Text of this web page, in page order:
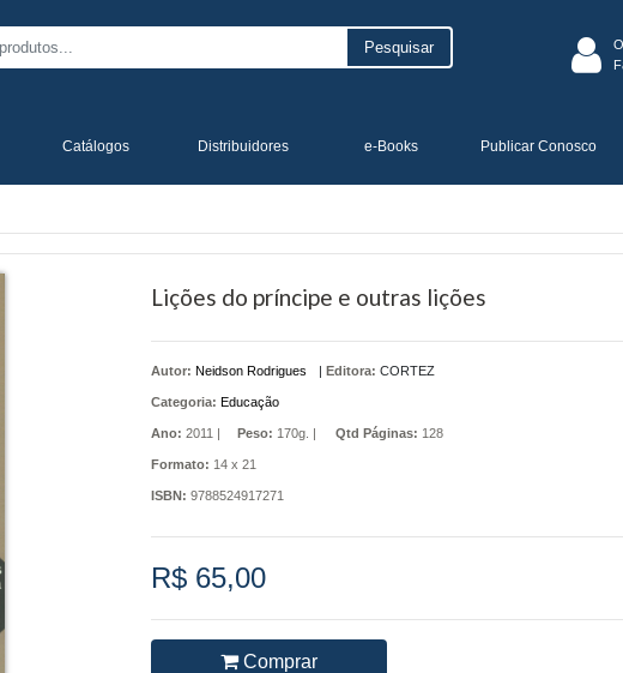
Pesquisar
Catálogos Distribuidores e-Books Publicar Conosco
Lições do príncipe e outras lições
Autor: Neidson Rodrigues | Editora: CORTEZ
Categoria: Educação
Ano: 2011 | Peso: 170g. | Qtd Páginas: 128
Formato: 14 x 21
ISBN: 9788524917271
R$ 65,00
Comprar